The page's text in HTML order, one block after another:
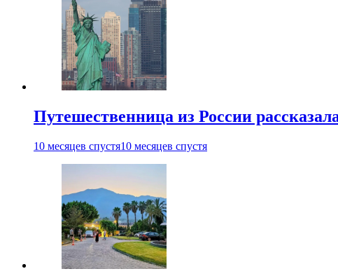
Путешественница из России
10 месяцев спустя10 месяцев спустя